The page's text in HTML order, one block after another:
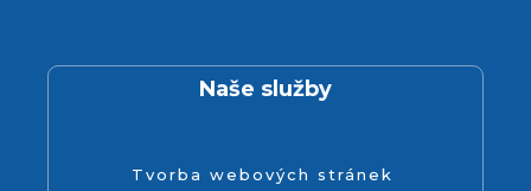
Naše služby
Tvorba webových stránek